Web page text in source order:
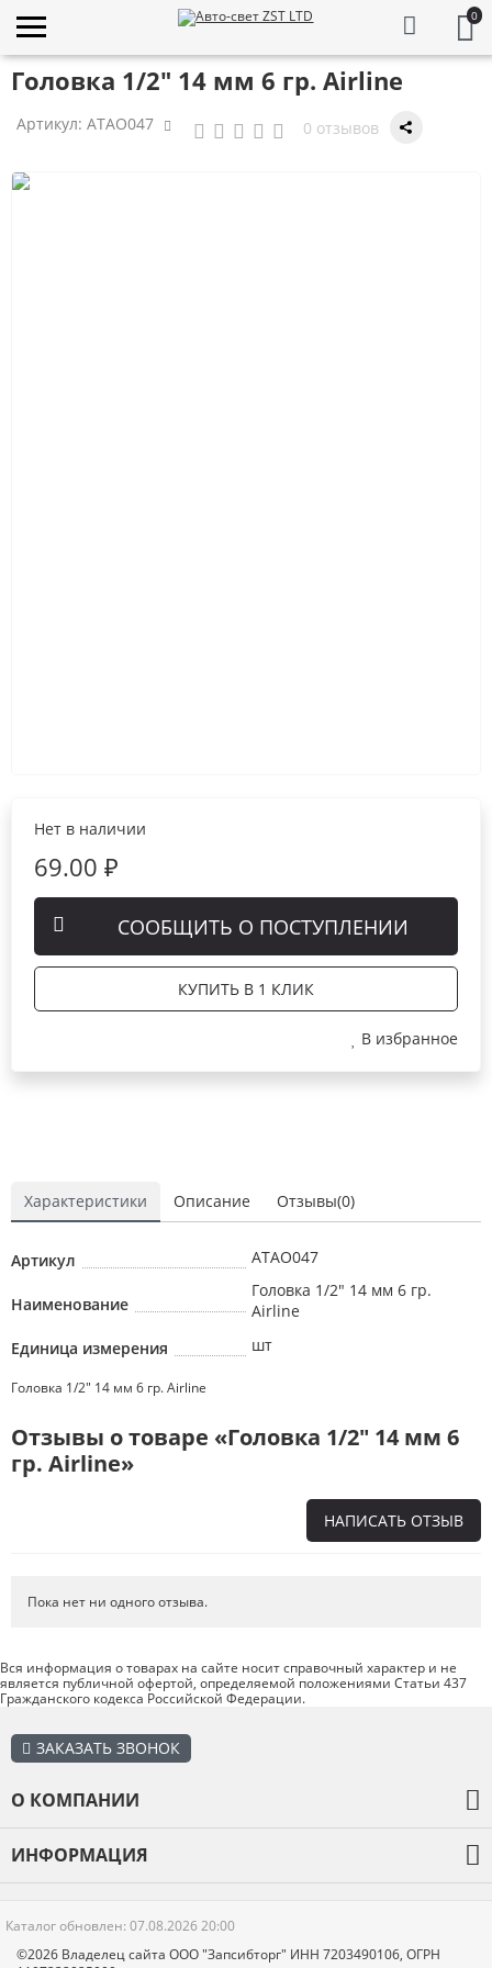
0
Головка 1/2" 14 мм 6 гр. Airline
Артикул: ATAO047 0 отзывов
Нет в наличии
69.00 ₽
СООБЩИТЬ О ПОСТУПЛЕНИИ
КУПИТЬ В 1 КЛИК
В избранное
Характеристики Описание Отзывы(0)
Артикул ATAO047
Наименование
Головка 1/2" 14 мм 6 гр.
Airline
Единица измерения
шт
Головка 1/2" 14 мм 6 гр. Airline
Отзывы о товаре «Головка 1/2" 14 мм 6
гр. Airline»
НАПИСАТЬ ОТЗЫВ
не ошиблись в своем выборе.
Доставка. Как был упакован товар? Доставили ли его вам в
оговоренный срок?
Товар . Качественный? Какие его плюсы и минусы?
Пока нет ни одного отзыва.
Вся информация о товарах на сайте носит справочный характер и не
является публичной офертой, определяемой положениями Статьи 437
Гражданского кодекса Российской Федерации.
ЗАКАЗАТЬ ЗВОНОК
О КОМПАНИИ
Новости
ИНФОРМАЦИЯ
Отзывы
Каталог обновлен: 07.08.2026 20:00
©2026 Владелец сайта ООО "Запсибторг" ИНН 7203490106, ОГРН